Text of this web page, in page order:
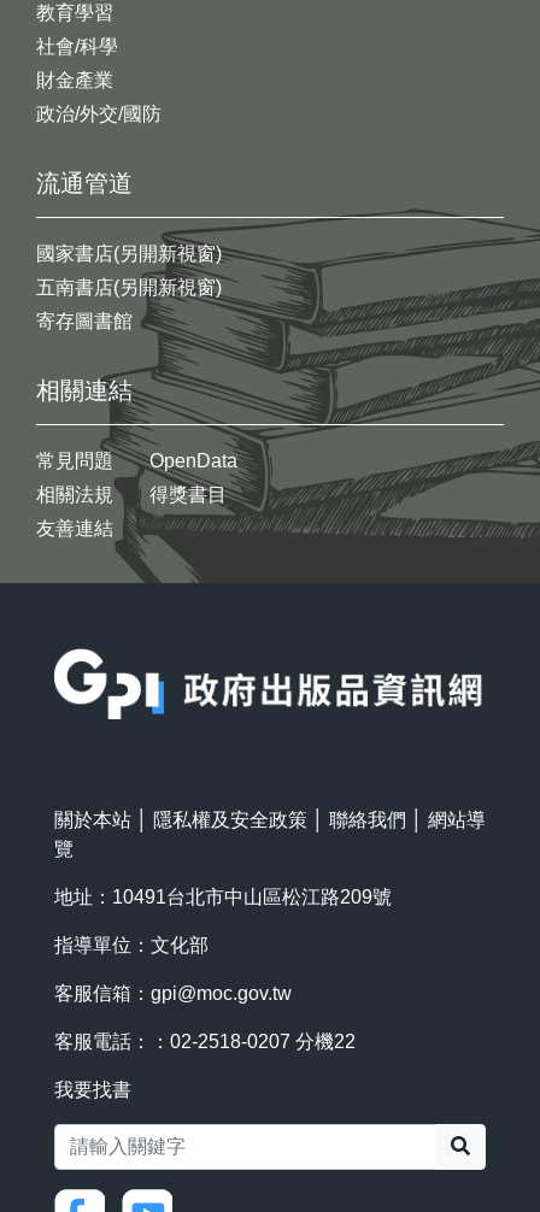
教育學習
社會/科學
財金產業
政治/外交/國防
流通管道
國家書店(另開新視窗)
五南書店(另開新視窗)
寄存圖書館
相關連結
常見問題
相關法規
友善連結
OpenData
得獎書目
關於本站 隱私權及安全政策 聯絡我們
網站導
覽
地址：10491台北市中山區松江路209號
指導單位：文化部
客服信箱： gpi@moc.gov.tw
客服電話：：02-2518-0207 分機22
我要找書